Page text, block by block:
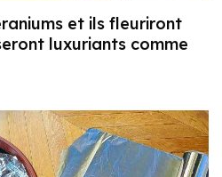
et ils fleuriront
luxuriants comme